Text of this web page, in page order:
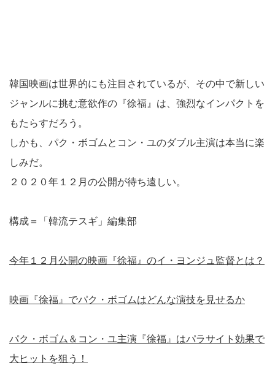
韓国映画は世界的にも注目されているが、その中で新しい
ジャンルに挑む意欲作の『徐福』は、強烈なインパクトを
もたらすだろう。
しかも、パク・ボゴムとコン・ユのダブル主演は本当に楽
しみだ。
２０２０年１２月の公開が待ち遠しい。
構成＝「韓流テスギ」編集部
今年１２月公開の映画『徐福』のイ・ヨンジュ監督とは？
映画『徐福』でパク・ボゴムはどんな演技を見せるか
パク・ボゴム＆コン・ユ主演『徐福』はパラサイト効果で
大ヒットを狙う！